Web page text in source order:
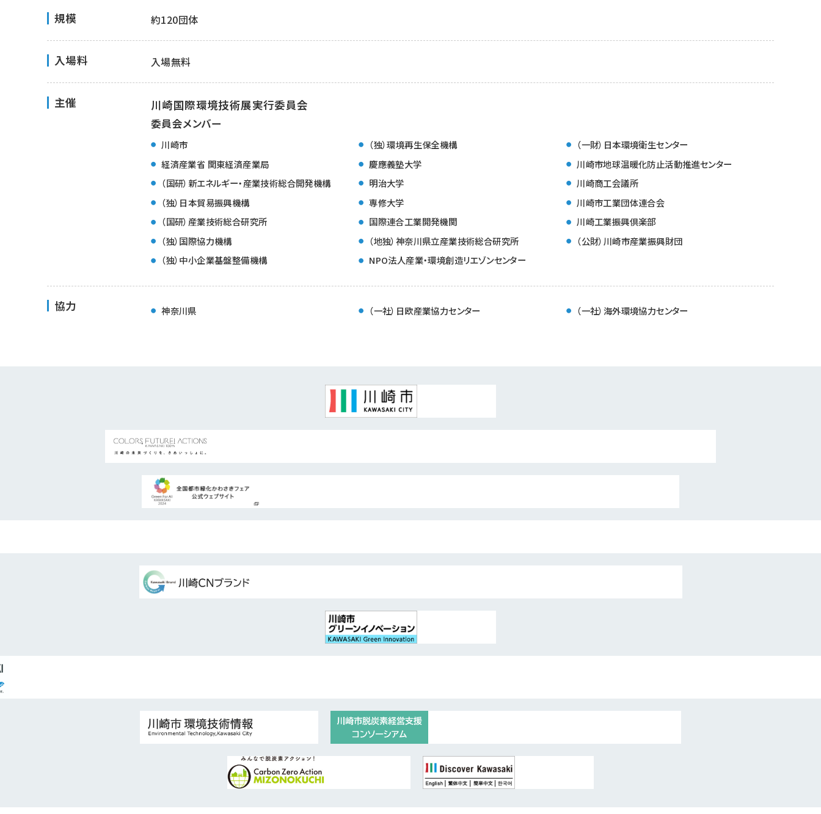
規模 約120団体
入場料 入場無料
主催 川崎国際環境技術展実行委員会
委員会メンバー
川崎市
経済産業省 関東経済産業局
（国研）新エネルギー・産業技術総合開発機構
（独）日本貿易振興機構
（国研）産業技術総合研究所
（独）国際協力機構
（独）中小企業基盤整備機構
（独）環境再生保全機構
慶應義塾大学
明治大学
専修大学
国際連合工業開発機関
（地独）神奈川県立産業技術総合研究所
NPO法人産業・環境創造リエゾンセンター
（一財）日本環境衛生センター
川崎市地球温暖化防止活動推進センター
川崎商工会議所
川崎市工業団体連合会
川崎工業振興倶楽部
（公財）川崎市産業振興財団
協力 神奈川県 （一社）日欧産業協力センター （一社）海外環境協力センター